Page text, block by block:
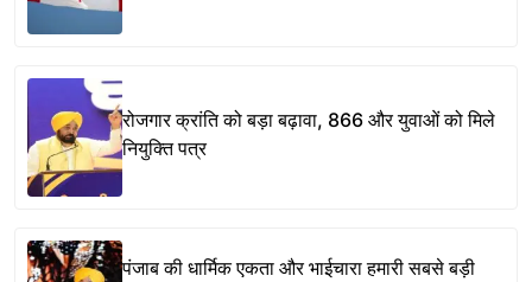
रोजगार क्रांति को बड़ा बढ़ावा, 866 और युवाओं को मिले
नियुक्ति पत्र
पंजाब की धार्मिक एकता और भाईचारा हमारी सबसे बड़ी